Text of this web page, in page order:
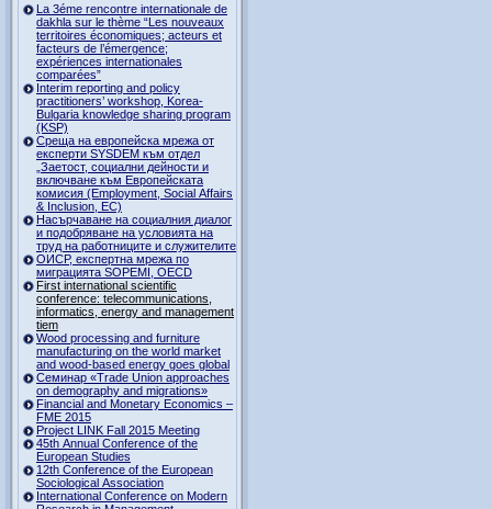
La 3éme rencontre internationale de
dakhla sur le thème “Les nouveaux
territoires économiques; acteurs et
facteurs de l’émergence;
expériences internationales
comparées”
Interim reporting and policy
practitioners’ workshop, Korea-
Bulgaria knowledge sharing program
(KSP)
Среща на европейска мрежа от
експерти SYSDEM към отдел
„Заетост, социални дейности и
включване към Европейската
комисия (Employment, Social Affairs
& Inclusion, ЕС)
Насърчаване на социалния диалог
и подобряване на условията на
труд на работниците и служителите
ОИСР, експертна мрежа по
миграцията SOPEMI, OECD
First international scientific
conference: telecommunications,
informatics, energy and management
tiem
Wood processing and furniture
manufacturing on the world market
and wood-based energy goes global
Семинар «Trade Union approaches
on demography and migrations»
Financial and Monetary Economics –
FME 2015
Project LINK Fall 2015 Meeting
45th Annual Conference of the
European Studies
12th Conference of the European
Sociological Association
International Conference on Modern